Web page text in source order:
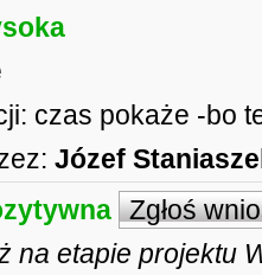
czas pokaże -bo
Józef
Zgłoś
na etapie projektu